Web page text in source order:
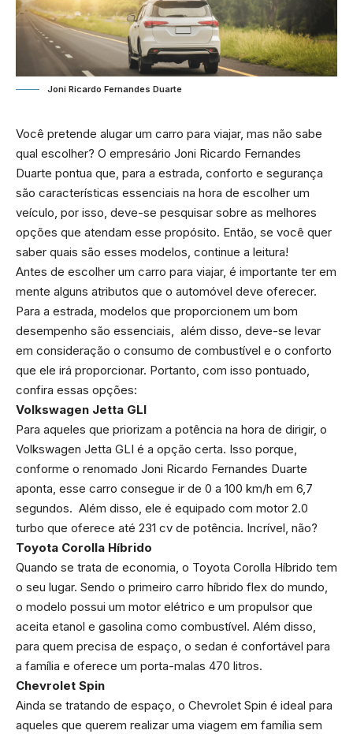
Joni Ricardo Fernandes Duarte
Você pretende alugar um carro para viajar, mas não sabe
qual escolher? O empresário Joni Ricardo Fernandes
Duarte pontua que, para a estrada, conforto e segurança
são características essenciais na hora de escolher um
veículo, por isso, deve-se pesquisar sobre as melhores
opções que atendam esse propósito. Então, se você quer
saber quais são esses modelos, continue a leitura!
Antes de escolher um carro para viajar, é importante ter em
mente alguns atributos que o automóvel deve oferecer.
Para a estrada, modelos que proporcionem um bom
desempenho são essenciais, além disso, deve-se levar
em consideração o consumo de combustível e o conforto
que ele irá proporcionar. Portanto, com isso pontuado,
confira essas opções:
Volkswagen Jetta GLI
Para aqueles que priorizam a potência na hora de dirigir, o
Volkswagen Jetta GLI é a opção certa. Isso porque,
conforme o renomado Joni Ricardo Fernandes Duarte
aponta, esse carro consegue ir de 0 a 100 km/h em 6,7
segundos. Além disso, ele é equipado com motor 2.0
turbo que oferece até 231 cv de potência. Incrível, não?
Toyota Corolla Híbrido
Quando se trata de economia, o Toyota Corolla Híbrido tem
o seu lugar. Sendo o primeiro carro híbrido flex do mundo,
o modelo possui um motor elétrico e um propulsor que
aceita etanol e gasolina como combustível. Além disso,
para quem precisa de espaço, o sedan é confortável para
a família e oferece um porta-malas 470 litros.
Chevrolet Spin
Ainda se tratando de espaço, o Chevrolet Spin é ideal para
aqueles que querem realizar uma viagem em família sem